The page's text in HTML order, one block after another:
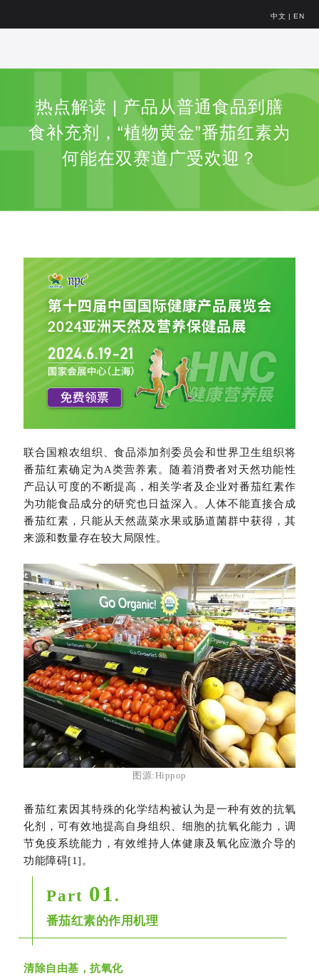
中文 | EN
热点解读 | 产品从普通食品到膳
食补充剂，“植物黄金”番茄红素为
何能在双赛道广受欢迎？
联合国粮农组织、食品添加剂委员会和世界卫生组织将
番茄红素确定为A类营养素。随着消费者对天然功能性
产品认可度的不断提高，相关学者及企业对番茄红素作
为功能食品成分的研究也日益深入。人体不能直接合成
番茄红素，只能从天然蔬菜水果或肠道菌群中获得，其
来源和数量存在较大局限性。
图源:Hippop
番茄红素因其特殊的化学结构被认为是一种有效的抗氧
化剂，可有效地提高自身组织、细胞的抗氧化能力，调
节免疫系统能力，有效维持人体健康及氧化应激介导的
功能障碍[1]。
Part 01 .
番茄红素的作用机理
清除自由基，抗氧化